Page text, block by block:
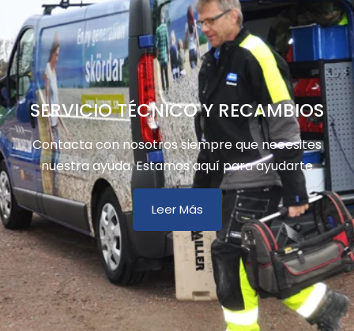
SERVICIO TÉCNICO Y RECAMBIOS
Contacta con nosotros siempre que necesites
nuestra ayuda. Estamos aquí para ayudarte
Leer Más